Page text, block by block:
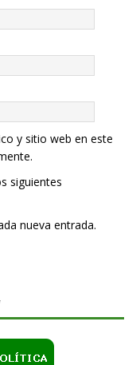
y sitio web en este
siguientes
nueva entrada.